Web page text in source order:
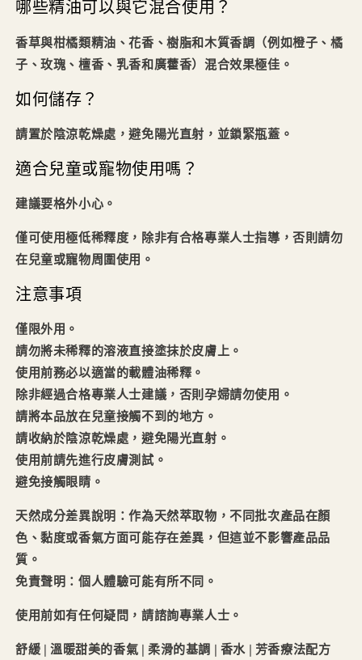
哪些精油可以與它混合使用？
香草與柑橘類精油、花香、樹脂和木質香調（例如橙子、橘
子、玫瑰、檀香、乳香和廣藿香）混合效果極佳。
如何儲存？
請置於陰涼乾燥處，避免陽光直射，並鎖緊瓶蓋。
適合兒童或寵物使用嗎？
建議要格外小心。
僅可使用極低稀釋度，除非有合格專業人士指導，否則請勿
在兒童或寵物周圍使用。
注意事項
僅限外用。
請勿將未稀釋的溶液直接塗抹於皮膚上。
使用前務必以適當的載體油稀釋。
除非經過合格專業人士建議，否則孕婦請勿使用。
請將本品放在兒童接觸不到的地方。
請收納於陰涼乾燥處，避免陽光直射。
使用前請先進行皮膚測試。
避免接觸眼睛。
天然成分差異說明：作為天然萃取物，不同批次產品在顏
色、黏度或香氣方面可能存在差異，但這並不影響產品品
質。
免責聲明：個人體驗可能有所不同。
使用前如有任何疑問，請諮詢專業人士。
舒緩 | 溫暖甜美的香氣 | 柔滑的基調 | 香水 | 芳香療法配方